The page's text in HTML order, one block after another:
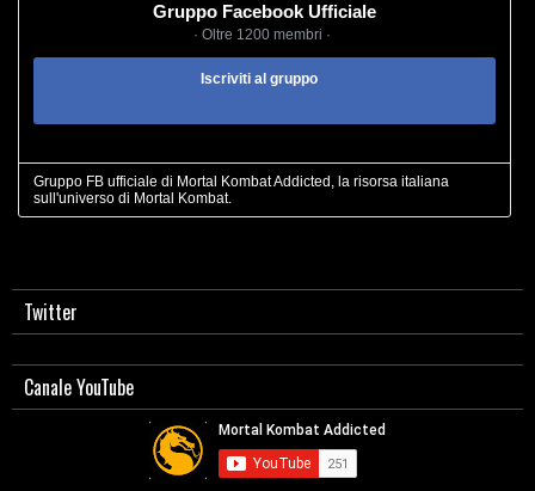
Gruppo Facebook Ufficiale
· Oltre 1200 membri ·
Iscriviti al gruppo
Gruppo FB ufficiale di Mortal Kombat Addicted, la risorsa italiana
sull'universo di Mortal Kombat.
Twitter
Canale YouTube